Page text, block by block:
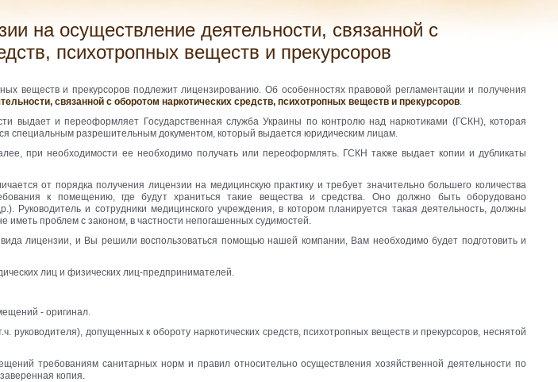
психотропных веществ и прекурсоров
веществ и прекурсоров подлежит лицензированию. Об особенностях правовой регламентации и получения
связанной с оборотом наркотических средств, психотропных веществ и прекурсоров.
выдает и переоформляет Государственная служба Украины по контролю над наркотиками (ГСКН), которая
специальным разрешительным документом, который выдается юридическим лицам.
при необходимости ее необходимо получать или переоформлять. ГСКН также выдает копии и дубликаты
от порядка получения лицензии на медицинскую практику и требует значительно большего количества
к помещению, где будут храниться такие вещества и средства. Оно должно быть оборудовано
Руководитель и сотрудники медицинского учреждения, в котором планируется такая деятельность, должны
иметь проблем с законом, в частности непогашенных судимостей.
лицензии, и Вы решили воспользоваться помощью нашей компании, Вам необходимо будет подготовить и
лиц и физических лиц-предпринимателей.
- оригинал.
руководителя), допущенных к обороту наркотических средств, психотропных веществ и прекурсоров, неснятой
требованиям санитарных норм и правил относительно осуществления хозяйственной деятельности по
копия.